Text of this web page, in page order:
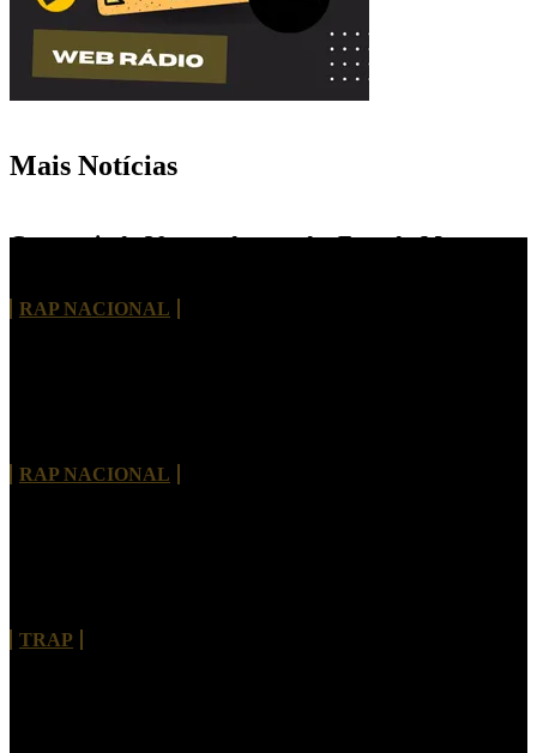
Mais Notícias
Com mais de 30 anos de estrada, Face da Morte
RAP NACIONAL
RAP NACIONAL
TRAP